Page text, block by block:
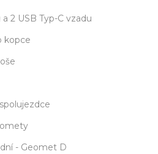
2 USB Typ-C vzadu
kopce
- Geomet D